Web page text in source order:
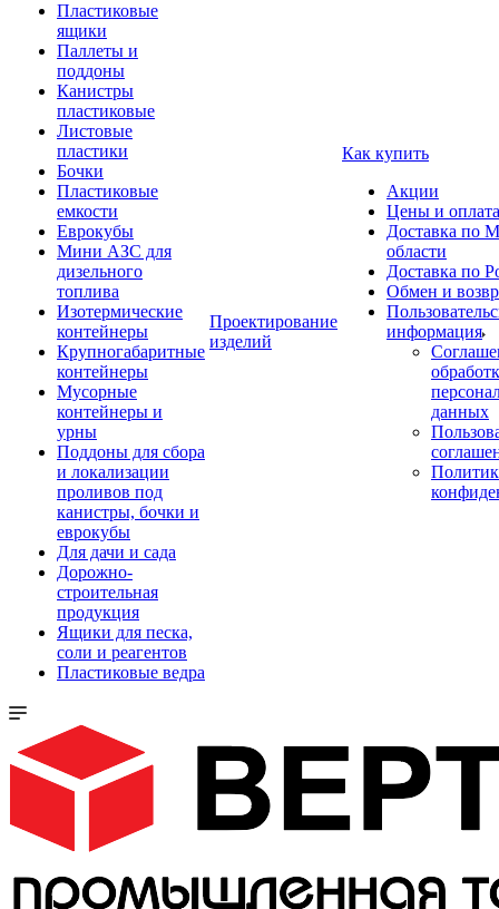
Пластиковые
ящики
Паллеты и
поддоны
Канистры
пластиковые
Листовые
пластики
Бочки
Пластиковые
емкости
Еврокубы
Мини АЗС для
дизельного
топлива
Изотермические
контейнеры
Крупногабаритные
контейнеры
Мусорные
контейнеры и
урны
Поддоны для сбора
и локализации
проливов под
канистры, бочки и
еврокубы
Для дачи и сада
Дорожно-
строительная
продукция
Ящики для песка,
соли и реагентов
Пластиковые ведра
Проектирование
изделий
Как купить
Акции
Цены и оплата
Доставка по
области
Доставка по
Обмен и
информация
данных